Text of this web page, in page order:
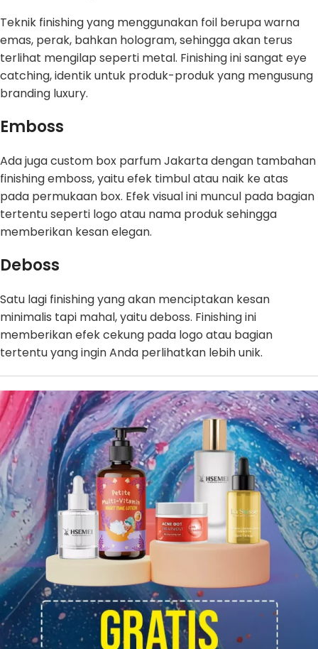
Teknik finishing yang menggunakan foil berupa warna
emas, perak, bahkan hologram, sehingga akan terus
terlihat mengilap seperti metal. Finishing ini sangat eye
catching, identik untuk produk-produk yang mengusung
branding luxury.
Emboss
Ada juga custom box parfum Jakarta dengan tambahan
finishing emboss, yaitu efek timbul atau naik ke atas
pada permukaan box. Efek visual ini muncul pada bagian
tertentu seperti logo atau nama produk sehingga
memberikan kesan elegan.
Deboss
Satu lagi finishing yang akan menciptakan kesan
minimalis tapi mahal, yaitu deboss. Finishing ini
memberikan efek cekung pada logo atau bagian
tertentu yang ingin Anda perlihatkan lebih unik.